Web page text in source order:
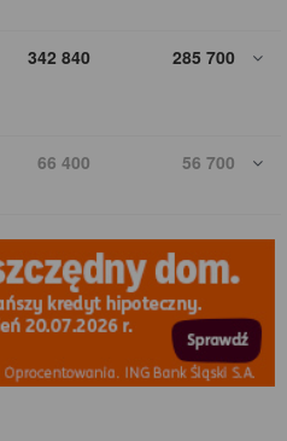
342 840 285 700
66 400 56 700